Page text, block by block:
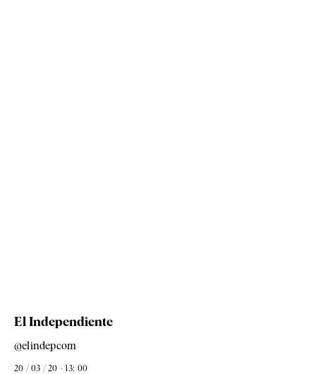
El Independiente
@elindepcom
20 / 03 / 20 - 13: 00